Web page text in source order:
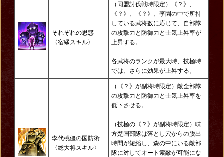
それぞれの思惑
〈宿縁スキル〉
（同盟討伐戦時限定）《？》、
《？》、《？》、李園の中で所持
している武将数に応じて、自部隊
の攻撃力と防御力と士気上昇率が
上昇する。
各武将のランクが最大時、技極時
では、さらに効果が上昇する。
李代桃僵の国防術
〈総大将スキル〉
（《？》が副将時限定）敵全部隊
の攻撃力と防御力と士気上昇率を
低下させる。
（技極の《？》が副将時限定）味
方楚国部隊は落とし穴からの脱出
時間が短縮し、森の中にいる敵部
隊に対してオート索敵が可能にな